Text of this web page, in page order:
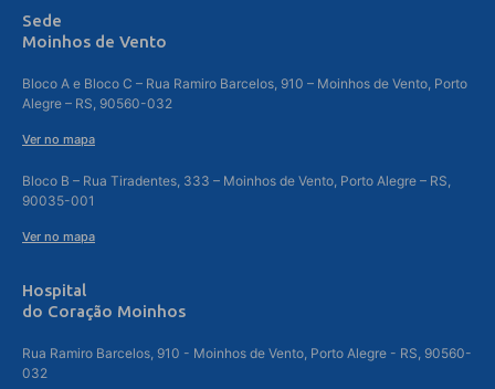
Sede
Moinhos de Vento
Bloco A e Bloco C – Rua Ramiro Barcelos, 910 – Moinhos de Vento, Porto
Alegre – RS, 90560-032
Ver no mapa
Bloco B – Rua Tiradentes, 333 – Moinhos de Vento, Porto Alegre – RS,
90035-001
Ver no mapa
Hospital
do Coração Moinhos
Rua Ramiro Barcelos, 910 - Moinhos de Vento, Porto Alegre - RS, 90560-
032